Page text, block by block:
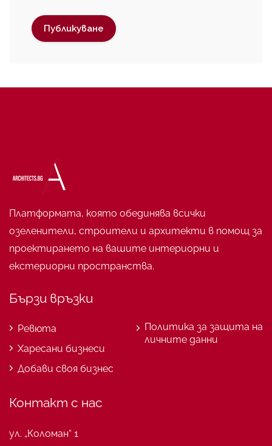
Платформата, която обединява всички
озеленители, строители и архитекти в помощ за
проектирането на вашите интериорни и
екстериорни пространства.
Бързи връзки
Ревюта
Харесани бизнеси
Добави своя бизнес
Политика за защита на
личните данни
Контакт с нас
ул. „Коломан“ 1